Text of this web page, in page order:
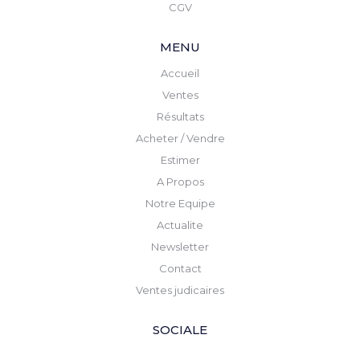
CGV
MENU
Accueil
Ventes
Résultats
Acheter / Vendre
Estimer
A Propos
Notre Equipe
Actualite
Newsletter
Contact
Ventes judicaires
SOCIALE